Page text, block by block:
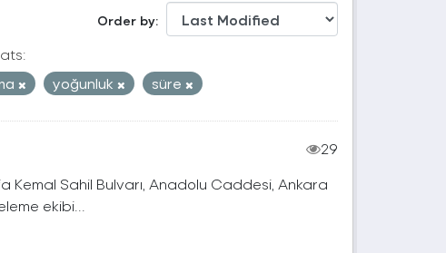
Order by
yoğunluk süre
29
Sahil Bulvarı, Anadolu Caddesi, Ankara
ekibi...